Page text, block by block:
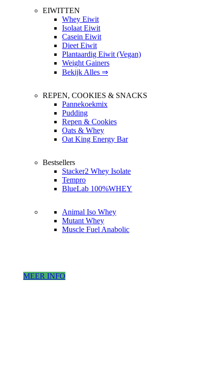
EIWITTEN
Whey Eiwit
Isolaat Eiwit
Casein Eiwit
Dieet Eiwit
Plantaardig Eiwit (Vegan)
Weight Gainers
Bekijk Alles ⇒
REPEN, COOKIES & SNACKS
Pannekoekmix
Pudding
Repen & Cookies
Oats & Whey
Oat King Energy Bar
Bestsellers
Stacker2 Whey Isolate
Tempro
BlueLab 100%WHEY
Animal Iso Whey
Mutant Whey
Muscle Fuel Anabolic
MEER INFO